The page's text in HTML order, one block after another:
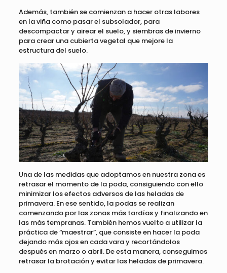
Además, también se comienzan a hacer otras labores
en la viña como pasar el subsolador, para
descompactar y airear el suelo, y siembras de invierno
para crear una cubierta vegetal que mejore la
estructura del suelo.
Una de las medidas que adoptamos en nuestra zona es
retrasar el momento de la poda, consiguiendo con ello
minimizar los efectos adversos de las heladas de
primavera. En ese sentido, la podas se realizan
comenzando por las zonas más tardías y finalizando en
las más tempranas. También hemos vuelto a utilizar la
práctica de “maestrar”, que consiste en hacer la poda
dejando más ojos en cada vara y recortándolos
después en marzo o abril. De esta manera, conseguimos
retrasar la brotación y evitar las heladas de primavera.